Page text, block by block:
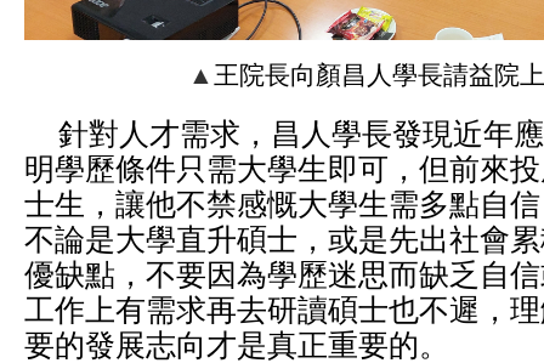
▲ 王院長向顏昌人學長請益院
針對人才需求，昌人學長發現近年
明學歷條件只需大學生即可，但前來
士生，讓他不禁感慨大學生需多點自
不論是大學直升碩士，或是先出社會
優缺點，不要因為學歷迷思而缺乏自
工作上有需求再去研讀碩士也不遲，
要的發展志向才是真正重要的。